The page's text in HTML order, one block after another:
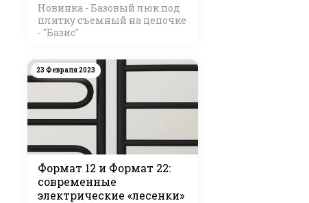
Новинка - Базовый люк под
плитку съемный на цепочке
- "Базис"
23 Февраля 2023
Формат 12 и Формат 22:
современные
электрические «лесенки»